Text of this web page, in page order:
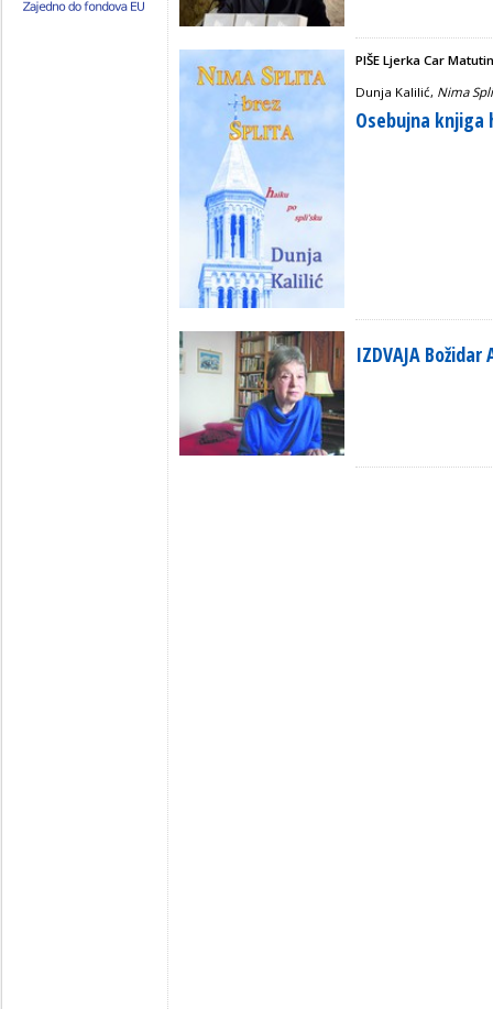
PIŠE Ljerka Car
Dunja Kalilić, Nima
Osebujna
IZDVAJA